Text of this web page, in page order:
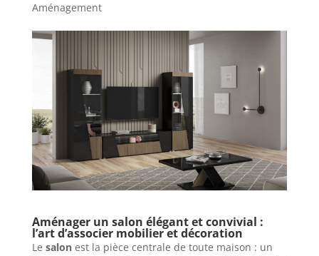
Aménagement
Aménager un salon élégant et convivial :
l’art d’associer mobilier et décoration
Le salonest la pièce centrale de toute maison : un